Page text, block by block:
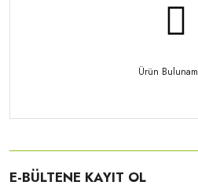
Ürün
E-BÜLTENE KAYIT OL